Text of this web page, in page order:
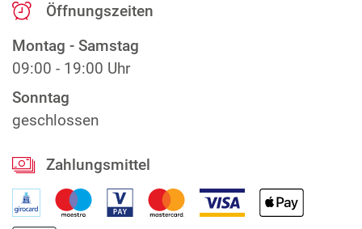
Öffnungszeiten
Montag - Samstag
09:00 - 19:00 Uhr
Sonntag
geschlossen
Zahlungsmittel